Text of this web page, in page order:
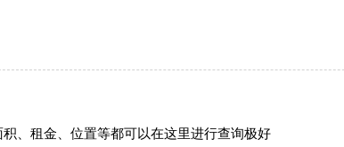
、租金、位置等都可以在这里进行查询极好